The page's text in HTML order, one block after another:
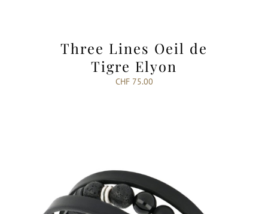
Three Lines Oeil de
Tigre Elyon
CHF75.00